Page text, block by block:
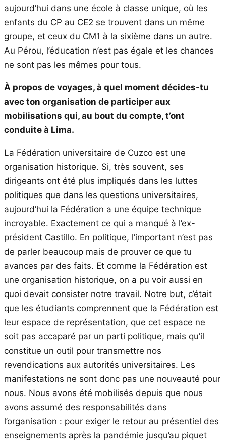
aujourd’hui dans une école à classe unique, où les
enfants du CP au CE2 se trouvent dans un même
groupe, et ceux du CM1 à la sixième dans un autre.
Au Pérou, l’éducation n’est pas égale et les chances
ne sont pas les mêmes pour tous.
À propos de voyages, à quel moment décides-tu
avec ton organisation de participer aux
mobilisations qui, au bout du compte, t’ont
conduite à Lima.
La Fédération universitaire de Cuzco est une
organisation historique. Si, très souvent, ses
dirigeants ont été plus impliqués dans les luttes
politiques que dans les questions universitaires,
aujourd’hui la Fédération a une équipe technique
incroyable. Exactement ce qui a manqué à l’ex-
président Castillo. En politique, l’important n’est pas
de parler beaucoup mais de prouver ce que tu
avances par des faits. Et comme la Fédération est
une organisation historique, on a pu voir aussi en
quoi devait consister notre travail. Notre but, c’était
que les étudiants comprennent que la Fédération est
leur espace de représentation, que cet espace ne
soit pas accaparé par un parti politique, mais qu’il
constitue un outil pour transmettre nos
revendications aux autorités universitaires. Les
manifestations ne sont donc pas une nouveauté pour
nous. Nous avons été mobilisés depuis que nous
avons assumé des responsabilités dans
l’organisation : pour exiger le retour au présentiel des
enseignements après la pandémie jusqu’au piquet